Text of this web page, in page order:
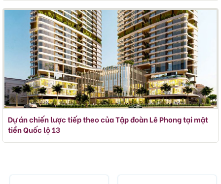
Dự án chiến lược tiếp theo của Tập đoàn Lê Phong tại mặt
tiền Quốc lộ 13